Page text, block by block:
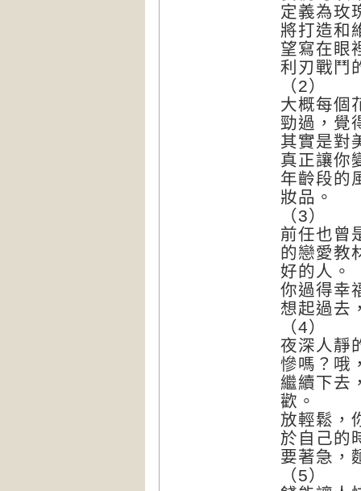
定義為玫
將打造和
望寫在眼
利刃戰鬥
（2）
大概每個
勁過，覺
其實是對
真正讓你
年齡段的
妝品。
（3）
前任也曾
的戀愛教
好的人。
你過得幸
想起過去
（4）
夜深人靜
慘嗎？哦
繼續下去
歡。
放輕鬆，
於自己的
要著急，
（5）